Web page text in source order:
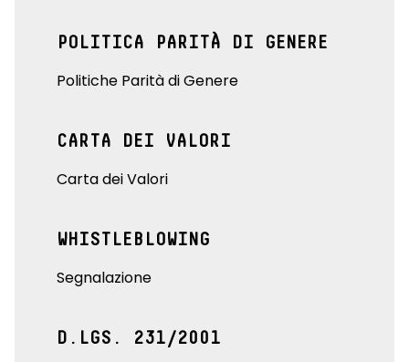
POLITICA PARITÀ DI GENERE
Politiche Parità di Genere
CARTA DEI VALORI
Carta dei Valori
WHISTLEBLOWING
Segnalazione
D.LGS. 231/2001